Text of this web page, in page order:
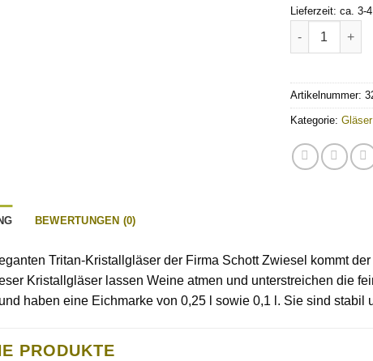
Lieferzeit: ca. 3-
Rotwein
Artikelnummer:
Kategorie: Gläser
BEWERTUNGEN (0)
Tritan-Kristallgläser der Firma Schott Zwiesel kommt
Kristallgläser lassen Weine atmen und unterstreichen die
haben eine Eichmarke von 0,25 l sowie 0,1 l. Sie sind stabil
PRODUKTE